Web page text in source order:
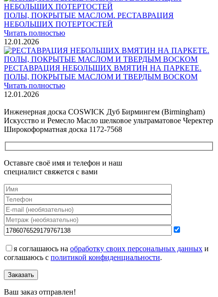
ПОЛЫ, ПОКРЫТЫЕ МАСЛОМ. РЕСТАВРАЦИЯ
НЕБОЛЬШИХ ПОТЕРТОСТЕЙ
Читать полностью
12.01.2026
РЕСТАВРАЦИЯ НЕБОЛЬШИХ ВМЯТИН НА ПАРКЕТЕ.
ПОЛЫ, ПОКРЫТЫЕ МАСЛОМ И ТВЕРДЫМ ВОСКОМ
Читать полностью
12.01.2026
Инженерная доска COSWICK Дуб Бирмингем (Birmingham)
Искусство и Ремесло Масло шелковое ультраматовое Черектер
Широкоформатная доска 1172-7568
Оставьте своё имя и телефон и наш
специалист свяжется с вами
я соглашаюсь на обработку своих персональных данных и
соглашаюсь с политикой конфиденциальности.
Заказать
Ваш заказ отправлен!